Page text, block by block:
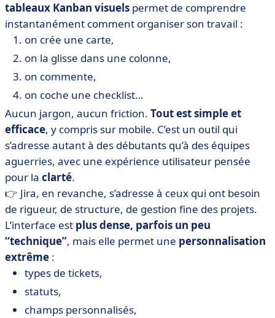
tableaux Kanban visuels permet de comprendre
instantanément comment organiser son travail :
on crée une carte,
on la glisse dans une colonne,
on commente,
on coche une checklist…
Aucun jargon, aucun friction. Tout est simple et
efficace, y compris sur mobile. C’est un outil qui
s’adresse autant à des débutants qu’à des équipes
aguerries, avec une expérience utilisateur pensée
pour la clarté.
👉 Jira, en revanche, s’adresse à ceux qui ont besoin
de rigueur, de structure, de gestion fine des projets.
L’interface est plus dense, parfois un peu
“technique”, mais elle permet une personnalisation
extrême :
types de tickets,
statuts,
champs personnalisés,